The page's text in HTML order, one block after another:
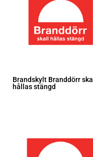
Brandskylt Branddörr ska
hållas stängd